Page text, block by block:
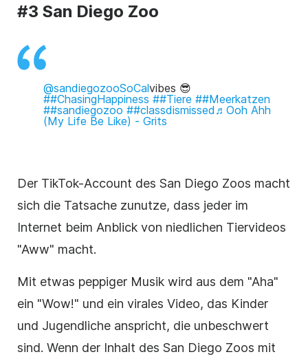
#3 San Diego Zoo
@sandiegozooSoCalvibes 😎
##ChasingHappiness ##Tiere ##Meerkatzen
##sandiegozoo ##classdismissed♬ Ooh Ahh
(My Life Be Like) - Grits
Der TikTok-Account des San Diego Zoos macht
sich die Tatsache zunutze, dass jeder im
Internet beim Anblick von niedlichen Tiervideos
"Aww" macht.
Mit etwas peppiger Musik wird aus dem "Aha"
ein "Wow!" und ein virales Video, das Kinder
und Jugendliche anspricht, die unbeschwert
sind. Wenn der Inhalt des San Diego Zoos mit